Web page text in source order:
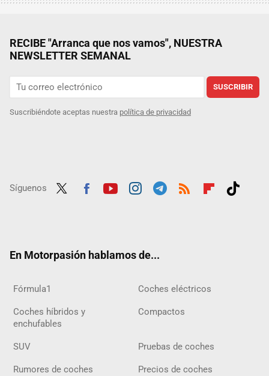
RECIBE "Arranca que nos vamos", NUESTRA
NEWSLETTER SEMANAL
SUSCRIBIR
Suscribiéndote aceptas nuestra política de privacidad
Síguenos
En Motorpasión hablamos de...
Fórmula1 Coches eléctricos
Coches híbridos y
enchufables
Compactos
SUV Pruebas de coches
Rumores de coches Precios de coches